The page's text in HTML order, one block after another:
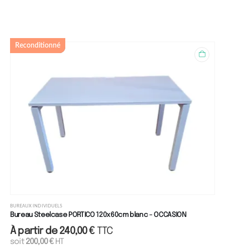
Reconditionné
BUREAUX INDIVIDUELS
Bureau Steelcase PORTICO 120x60cm blanc - OCCASION
À partir de240,00€ TTC
soit200,00€HT